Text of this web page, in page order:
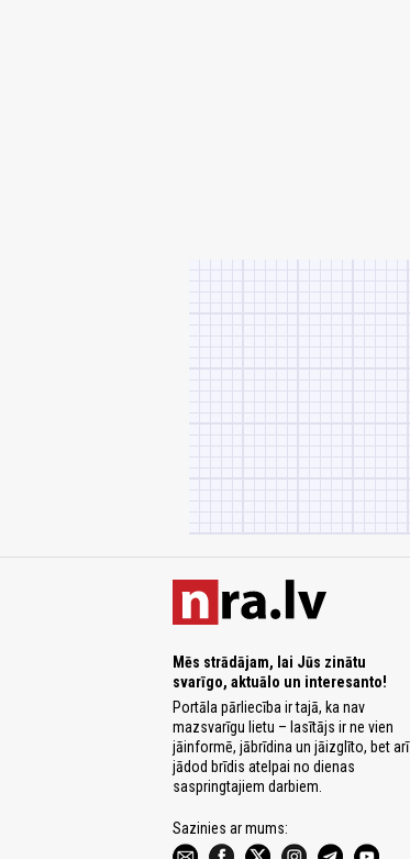
Mēs strādājam, lai Jūs zinātu
svarīgo, aktuālo un interesanto!
Portāla pārliecība ir tajā, ka nav
mazsvarīgu lietu – lasītājs ir ne vien
jāinformē, jābrīdina un jāizglīto, bet arī
jādod brīdis atelpai no dienas
saspringtajiem darbiem.
Sazinies ar mums: